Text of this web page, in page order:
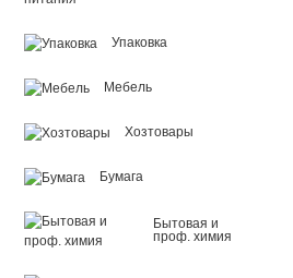
Упаковка
Мебель
Хозтовары
Бумага
Бытовая и
проф. химия